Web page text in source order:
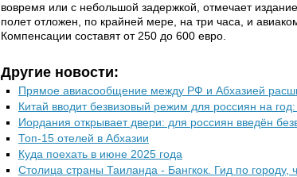
вовремя или с небольшой задержкой, отмечает
полет отложен, по крайней мере, на три часа, и
Компенсации составят от 250 до 600 евро.
Другие новости:
Прямое авиасообщение между РФ и Абхазией
Китай вводит безвизовый режим для россиян на
Иордания открывает двери: для россиян введён
Топ-15 отелей в Абхазии
Куда поехать в июне 2025 года
Столица страны Таиланда - Бангкок. Гид по городу,